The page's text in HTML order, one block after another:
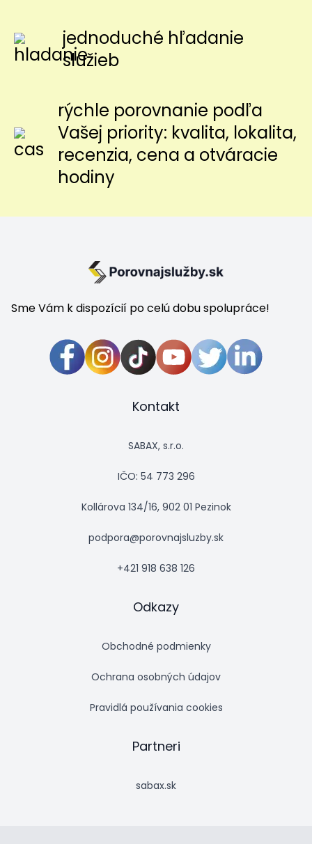
jednoduché hľadanie
služieb
rýchle porovnanie podľa
Vašej priority: kvalita, lokalita,
recenzia, cena a otváracie
hodiny
Sme Vám k dispozícií po celú dobu spolupráce!
Kontakt
SABAX, s.r.o.
IČO: 54 773 296
Kollárova 134/16, 902 01 Pezinok
podpora@porovnajsluzby.sk
+421 918 638 126
Odkazy
Obchodné podmienky
Ochrana osobných údajov
Pravidlá používania cookies
Partneri
sabax.sk